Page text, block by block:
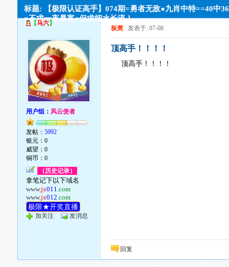
标题: 【极限认证高手】074期=勇者无敌●九肖中特==40中
=不求一夜暴富●但求细水长流！
【马六】
用户组： 风云使者
发帖：5992
银元：0
威望：0
铜币：0
（历史记录）
拿笔记下以下域名
www.jx011.com
www.jx012.com
极限★开奖直播
加关注 发消息
板凳 发表于: 07-08
顶高手！！！！
顶高手！！！！
回复